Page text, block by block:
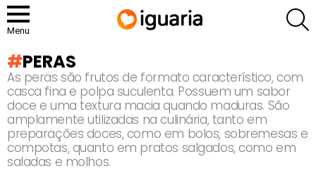
Menu
PERAS
As peras são frutos de formato característico, com
casca fina e polpa suculenta. Possuem um sabor
doce e uma textura macia quando maduras. São
amplamente utilizadas na culinária, tanto em
preparações doces, como em bolos, sobremesas e
compotas, quanto em pratos salgados, como em
saladas e molhos.